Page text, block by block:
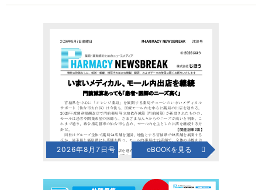
2026年8月7日号 eBOOKを見る